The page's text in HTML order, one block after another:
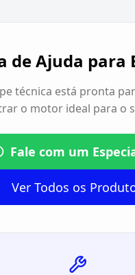
de Ajuda para
técnica está pronta
o motor ideal para o
Fale com um
Ver Todos os